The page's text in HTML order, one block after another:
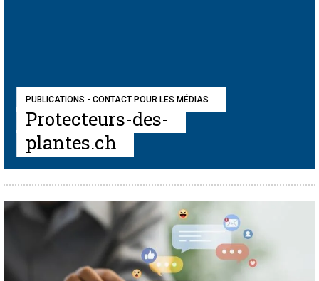
PUBLICATIONS - CONTACT POUR LES MÉDIAS
Protecteurs-des-
plantes.ch